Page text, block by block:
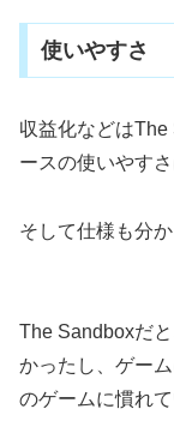
使いやすさ
収益化などは
ースの使いやす
そして仕様も分
The Sandboxだ
かったし、ゲー
のゲームに慣れ